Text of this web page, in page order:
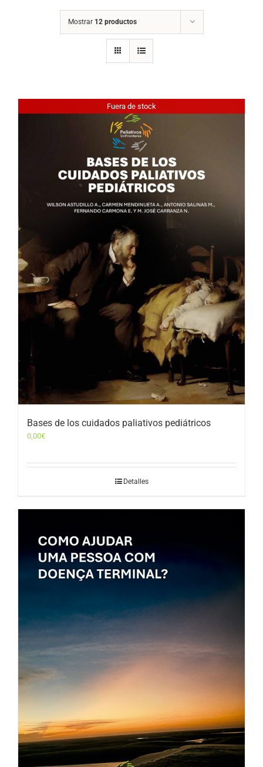
Mostrar 12 productos
Fuera de stock
Bases de los cuidados paliativos pediátricos
0,00€
Detalles